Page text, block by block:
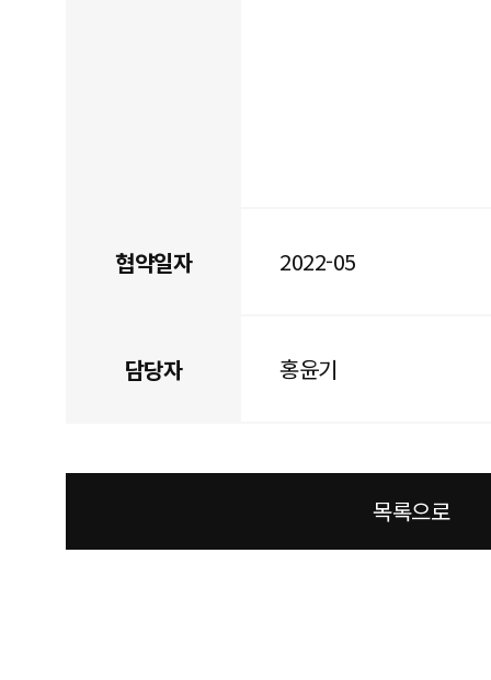
협약일자 2022-05
담당자 홍윤기
목록으로